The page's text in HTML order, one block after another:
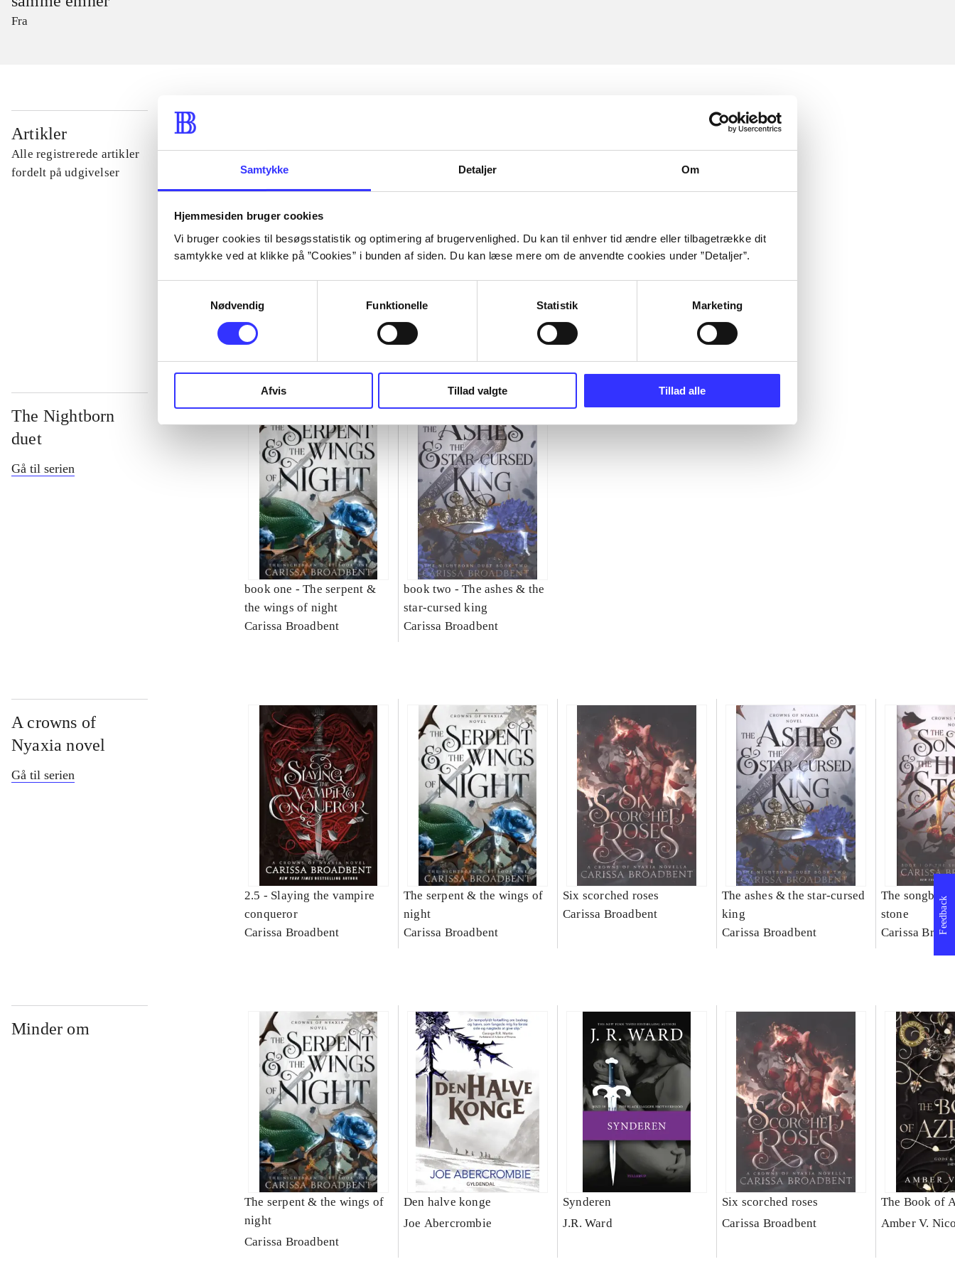
Samtykke Detaljer Om
Hjemmesiden bruger cookies
Vi bruger cookies til besøgsstatistik og optimering af brugervenlighed. Du kan til enhver tid ændre eller tilbagetrække dit
samtykke ved at klikke på ”Cookies” i bunden af siden. Du kan læse mere om de anvendte cookies under ”Detaljer”.
Nødvendig
Funktionelle Statistik Marketing
Afvis Tillad valgte Tillad alle
Fra
Artikler
Alle registrerede artikler
fordelt på udgivelser
...
...
...
...
The Nightborn
duet
Gå til serien
book one -The serpent &
the wings of night
Carissa Broadbent
book two -The ashes & the
star-cursed king
Carissa Broadbent
A crowns of
Nyaxia novel
Gå til serien
2.5 - Slaying the vampire
conqueror
Carissa Broadbent
The serpent & the wings of
night
Carissa Broadbent
Six scorched roses
Carissa Broadbent
The ashes & the star-cursed
king
Carissa Broadbent
The songbird
stone
Carissa
Minder om
The serpent & the wings of
night
Carissa Broadbent
Den halve konge
Joe Abercrombie
Synderen
J.R. Ward
Six scorched roses
Carissa Broadbent
The Book of
Amber V.
Feedback